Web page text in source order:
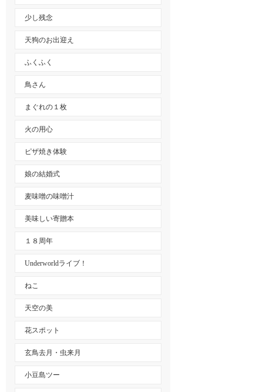
少し残念
天狗のお出迎え
ふくふく
鳥さん
まぐれの１枚
火の用心
ピザ焼き体験
娘の結婚式
麦味噌の味噌汁
美味しい寄贈本
１８周年
Underworldライブ！
ねこ
天空の美
花スポット
玄鳥去月・虫来月
小豆島ツー